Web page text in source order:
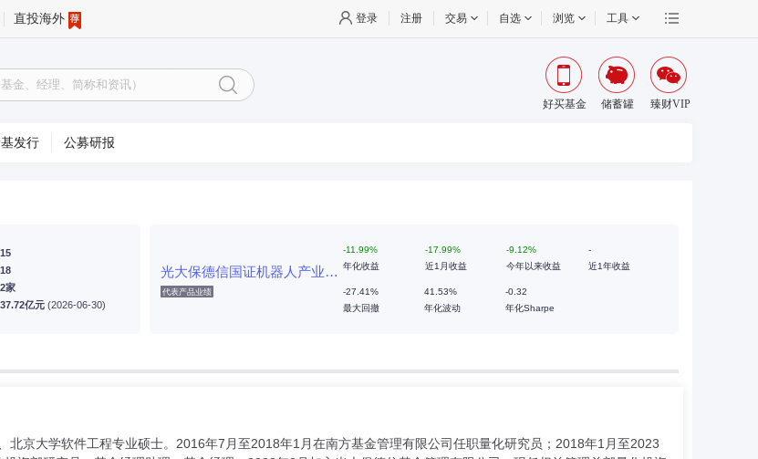
直投海外 登录 注册 交易 自选 浏览 工具
好买基金 储蓄罐 臻财VIP
发行 公募研报
15
18
2家
37.72亿元 (2026-06-30)
光大保德信国证机器人产业指数发起式A
代表产品业绩
-11.99%
年化收益
-17.99%
近1月收益
-9.12%
今年以来收益
-
近1年收益
-27.41%
最大回撤
41.53%
年化波动
-0.32
年化Sharpe
北京大学软件工程专业硕士。2016年7月至2018年1月在南方基金管理有限公司任职量化研究员；2018年1月至2023